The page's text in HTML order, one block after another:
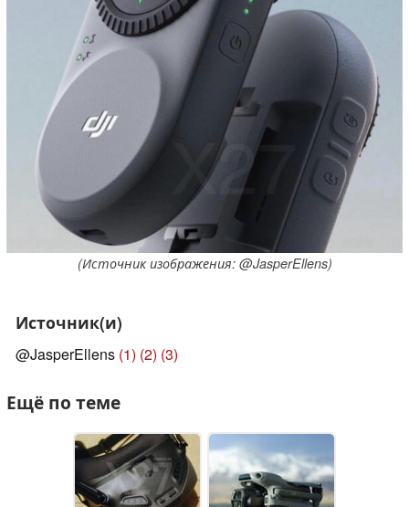
(Источник изображения: @JasperEllens)
Источник(и)
@JasperEllens (1) (2) (3)
Ещё по теме